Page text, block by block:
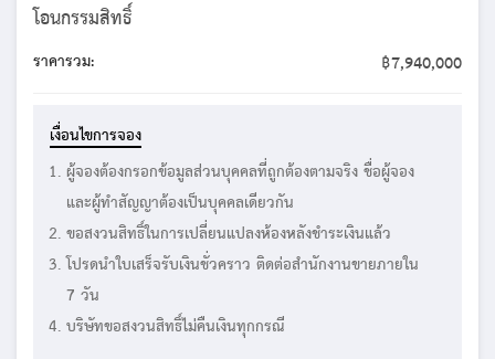
โอนกรรมสิทธิ์
ราคารวม: ฿7,940,000
เงื่อนไขการจอง
ผู้จองต้องกรอกข้อมูลส่วนบุคคลที่ถูกต้องตามจริง ชื่อผู้จอง
และผู้ทำสัญญาต้องเป็นบุคคลเดียวกัน
ขอสงวนสิทธิ์ในการเปลี่ยนแปลงห้องหลังชำระเงินแล้ว
โปรดนำใบเสร็จรับเงินชั่วคราว ติดต่อสำนักงานขายภายใน
7 วัน
บริษัทขอสงวนสิทธิ์ไม่คืนเงินทุกกรณี